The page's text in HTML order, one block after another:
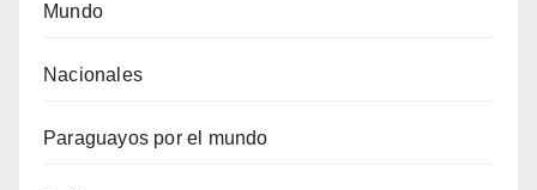
Mundo
Nacionales
Paraguayos por el mundo